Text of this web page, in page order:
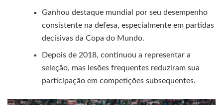
Ganhou destaque mundial por seu desempenho
consistente na defesa, especialmente em partidas
decisivas da Copa do Mundo.
Depois de 2018, continuou a representar a
seleção, mas lesões frequentes reduziram sua
participação em competições subsequentes.